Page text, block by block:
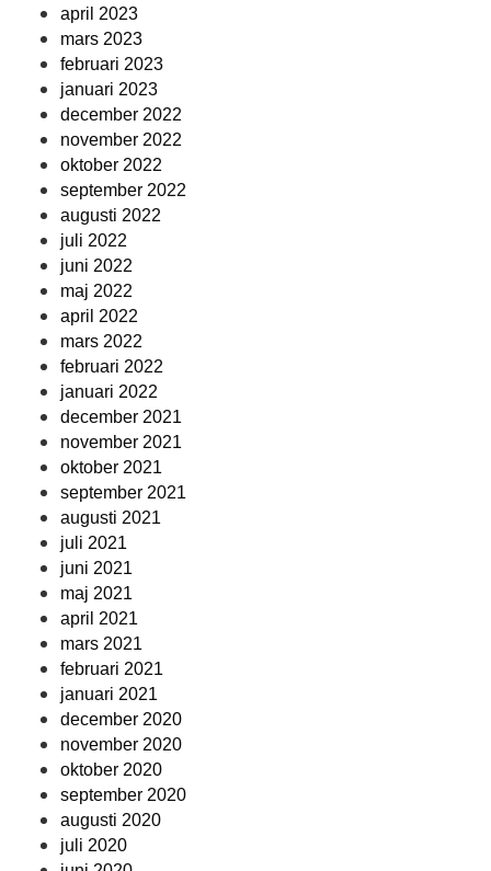
april 2023
mars 2023
februari 2023
januari 2023
december 2022
november 2022
oktober 2022
september 2022
augusti 2022
juli 2022
juni 2022
maj 2022
april 2022
mars 2022
februari 2022
januari 2022
december 2021
november 2021
oktober 2021
september 2021
augusti 2021
juli 2021
juni 2021
maj 2021
april 2021
mars 2021
februari 2021
januari 2021
december 2020
november 2020
oktober 2020
september 2020
augusti 2020
juli 2020